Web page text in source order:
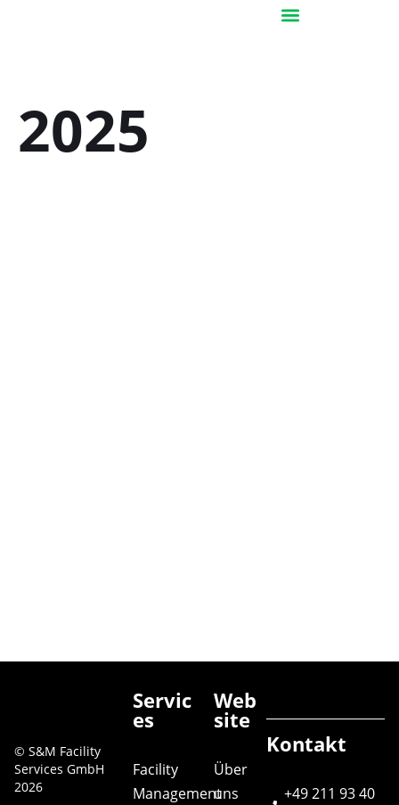
2025
© S&M Facility
Services GmbH
2026
Servic
es
Facility
Management
Web
site
Über
uns
Kontakt
+49 211 93 40